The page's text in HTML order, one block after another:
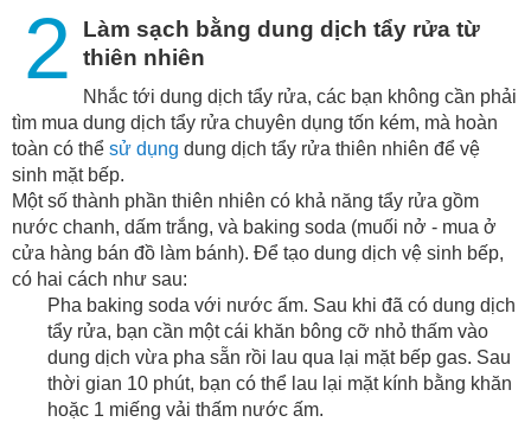
2
Làm sạch bằng dung dịch tẩy rửa từ
thiên nhiên
Nhắc tới dung dịch tẩy rửa, các bạn không cần phải
tìm mua dung dịch tẩy rửa chuyên dụng tốn kém, mà hoàn
toàn có thể sử dụng dung dịch tẩy rửa thiên nhiên để vệ
sinh mặt bếp.
Một số thành phần thiên nhiên có khả năng tẩy rửa gồm
nước chanh, dấm trắng, và baking soda (muối nở - mua ở
cửa hàng bán đồ làm bánh). Để tạo dung dịch vệ sinh bếp,
có hai cách như sau:
Pha baking soda với nước ấm. Sau khi đã có dung dịch
tẩy rửa, bạn cần một cái khăn bông cỡ nhỏ thấm vào
dung dịch vừa pha sẵn rồi lau qua lại mặt bếp gas. Sau
thời gian 10 phút, bạn có thể lau lại mặt kính bằng khăn
hoặc 1 miếng vải thấm nước ấm.